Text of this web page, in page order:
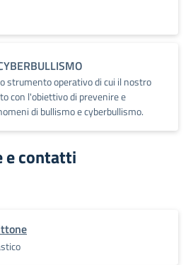
strumento operativo di cui il nostro
con l'obiettivo di prevenire e
di bullismo e cyberbullismo.
e contatti